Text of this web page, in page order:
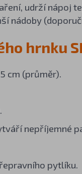
udrží nápoj
nádoby
hrnku
cm (průměr).
nepříjemné
pytlíku.